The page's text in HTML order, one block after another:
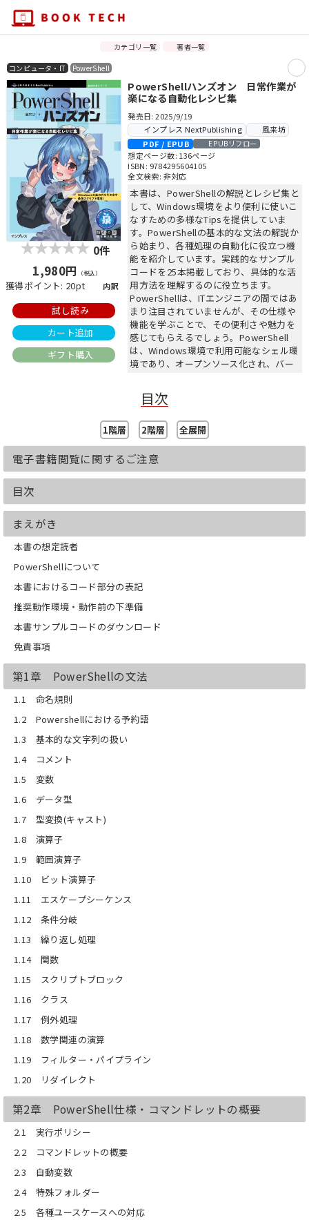
カテゴリ一覧 著者一覧
コンピュータ・IT PowerShell
0件
1,980円 （税込）
獲得ポイント: 20pt 内訳
試し読み
カート追加
ギフト購入
PowerShellハンズオン 日常作業が
楽になる自動化レシピ集
発売日: 2025/9/19
インプレス NextPublishing
風来坊
PDF / EPUB
EPUBリフロー
想定ページ数: 136ページ
ISBN: 9784295604105
全文検索: 非対応
本書は、PowerShellの解説とレシピ集と
して、Windows環境をより便利に使いこ
なすための多様なTipsを提供していま
す。PowerShellの基本的な文法の解説か
ら始まり、各種処理の自動化に役立つ機
能を紹介しています。実践的なサンプル
コードを25本掲載しており、具体的な活
用方法を理解するのに役立ちます。
PowerShellは、ITエンジニアの間ではあ
まり注目されていませんが、その仕様や
機能を学ぶことで、その便利さや魅力を
感じてもらえるでしょう。PowerShell
は、Windows環境で利用可能なシェル環
境であり、オープンソース化され、バー
動作します。このシェル環境は、.NETフ
レームワークの機能を活用できるため、
利です。PowerShellの深い知識を身につ
け、日常の業務やプロジェクトでその利
便性を最大限に活用する手助けとなりま
す。
第1章 PowerShellの文法
トの概要
目次
1階層 2階層 全展開
電子書籍閲覧に関するご注意
目次
まえがき
本書の想定読者
PowerShellについて
本書におけるコード部分の表記
推奨動作環境・動作前の下準備
本書サンプルコードのダウンロード
免責事項
第1章 PowerShellの文法
1.1 命名規則
1.2 Powershellにおける予約語
1.3 基本的な文字列の扱い
1.4 コメント
1.5 変数
1.6 データ型
1.7 型変換(キャスト)
1.8 演算子
1.9 範囲演算子
1.10 ビット演算子
1.11 エスケープシーケンス
1.12 条件分岐
1.13 繰り返し処理
1.14 関数
1.15 スクリプトブロック
1.16 クラス
1.17 例外処理
1.18 数学関連の演算
1.19 フィルター・パイプライン
1.20 リダイレクト
第2章 PowerShell仕様・コマンドレットの概要
2.1 実行ポリシー
2.2 コマンドレットの概要
2.3 自動変数
2.4 特殊フォルダー
2.5 各種ユースケースへの対応